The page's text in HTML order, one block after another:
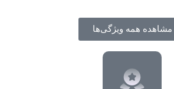
مشاهده همه ویژگی‌ها